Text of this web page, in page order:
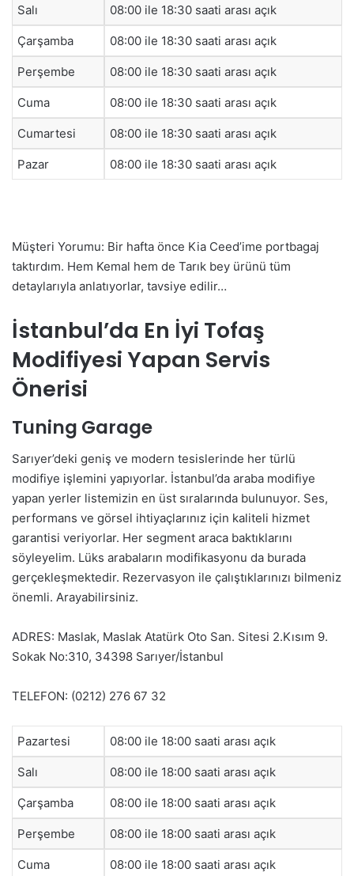
Salı 08:00 ile 18:30 saati arası açık
Çarşamba 08:00 ile 18:30 saati arası açık
Perşembe 08:00 ile 18:30 saati arası açık
Cuma 08:00 ile 18:30 saati arası açık
Cumartesi 08:00 ile 18:30 saati arası açık
Pazar 08:00 ile 18:30 saati arası açık
Müşteri Yorumu: Bir hafta önce Kia Ceed’ime portbagaj
taktırdım. Hem Kemal hem de Tarık bey ürünü tüm
detaylarıyla anlatıyorlar, tavsiye edilir…
İstanbul’da En İyi Tofaş
Modifiyesi Yapan Servis
Önerisi
Tuning Garage
Sarıyer’deki geniş ve modern tesislerinde her türlü
modifiye işlemini yapıyorlar. İstanbul’da araba modifiye
yapan yerler listemizin en üst sıralarında bulunuyor. Ses,
performans ve görsel ihtiyaçlarınız için kaliteli hizmet
garantisi veriyorlar. Her segment araca baktıklarını
söyleyelim. Lüks arabaların modifikasyonu da burada
gerçekleşmektedir. Rezervasyon ile çalıştıklarınızı bilmeniz
önemli. Arayabilirsiniz.
ADRES: Maslak, Maslak Atatürk Oto San. Sitesi 2.Kısım 9.
Sokak No:310, 34398 Sarıyer/İstanbul
TELEFON: (0212) 276 67 32
Pazartesi 08:00 ile 18:00 saati arası açık
Salı 08:00 ile 18:00 saati arası açık
Çarşamba 08:00 ile 18:00 saati arası açık
Perşembe 08:00 ile 18:00 saati arası açık
Cuma 08:00 ile 18:00 saati arası açık